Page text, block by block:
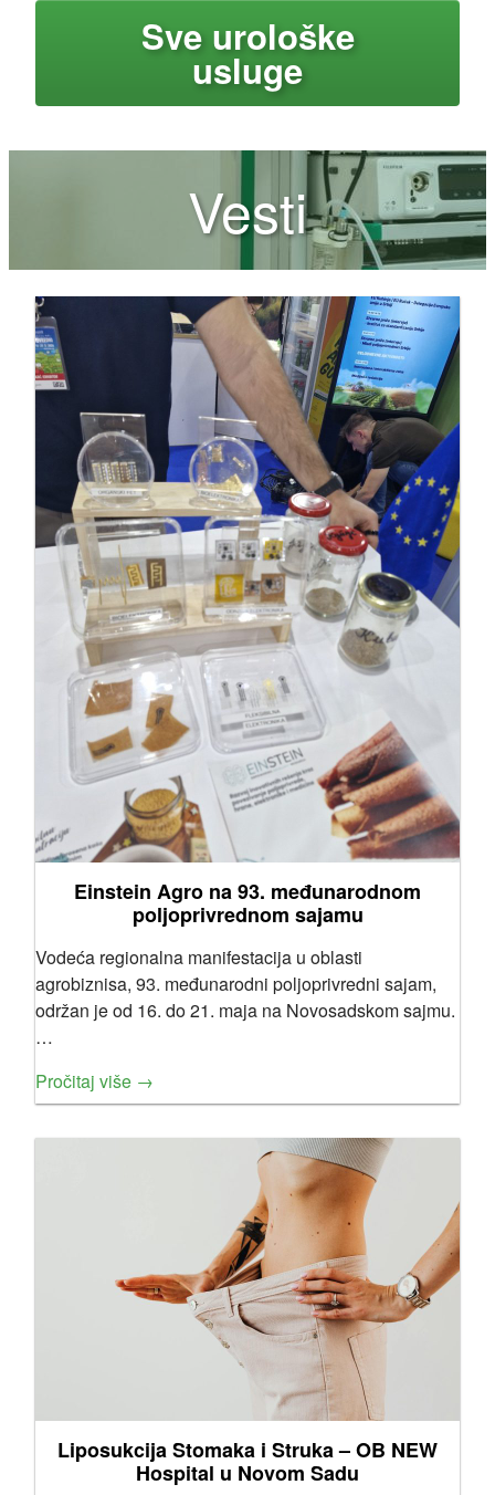
Sve urološke
usluge
Vesti
Einstein Agro na 93. međunarodnom
poljoprivrednom sajamu
Vodeća regionalna manifestacija u oblasti
agrobiznisa, 93. međunarodni poljoprivredni sajam,
održan je od 16. do 21. maja na Novosadskom sajmu.
…
Pročitaj više →
Liposukcija Stomaka i Struka – OB NEW
Hospital u Novom Sadu